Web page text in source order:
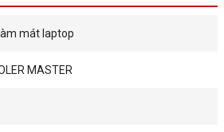
mát laptop
MASTER